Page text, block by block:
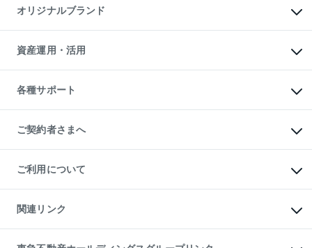
アパート経営
収益物件
ビル購入（ビル一棟）
投資用不動産の売却査定
事業用不動産の売却査定
マンションライブラリー
人気マンションランキング
暮らしに役立つ不動産メディア
不動産相場・不動産価格情報
不動産コラム・ニュース
不動産用語集
不動産なんでもネット相談室
住まいの税金
オリジナルブランド
一棟リノベーションマンション
L`GENTE（ルジェンテ）
区分リノベーションマンション
投資用一棟レジデンスWELL
不動産小口投資
LEGACIA（レガシア）
資産運用・活用
不動産M&A
アセットマネジメント・出資
各種サポート
相続サポート
リフォームサポート
ご契約者さまへ
ご紹介・再契約特典
入居者様専用-各種ご案内（賃貸）
東急こすもす会「こすもすWeb」
ご利用について
金融商品取引について
東急リバブル ソーシャルメディアポリシー
ご意見・お問い合わせ（金融商品取引専用の相談・お問い合わせ窓口）
関連リンク
これからご結婚される方に東急百貨店のブライダルクラブ